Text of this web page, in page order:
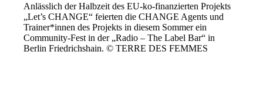
Anlässlich der Halbzeit des EU-ko-finanzierten Projekts
„Let’s CHANGE“ feierten die CHANGE Agents und
Trainer*innen des Projekts in diesem Sommer ein
Community-Fest in der „Radio – The Label Bar“ in
Berlin Friedrichshain. © TERRE DES FEMMES